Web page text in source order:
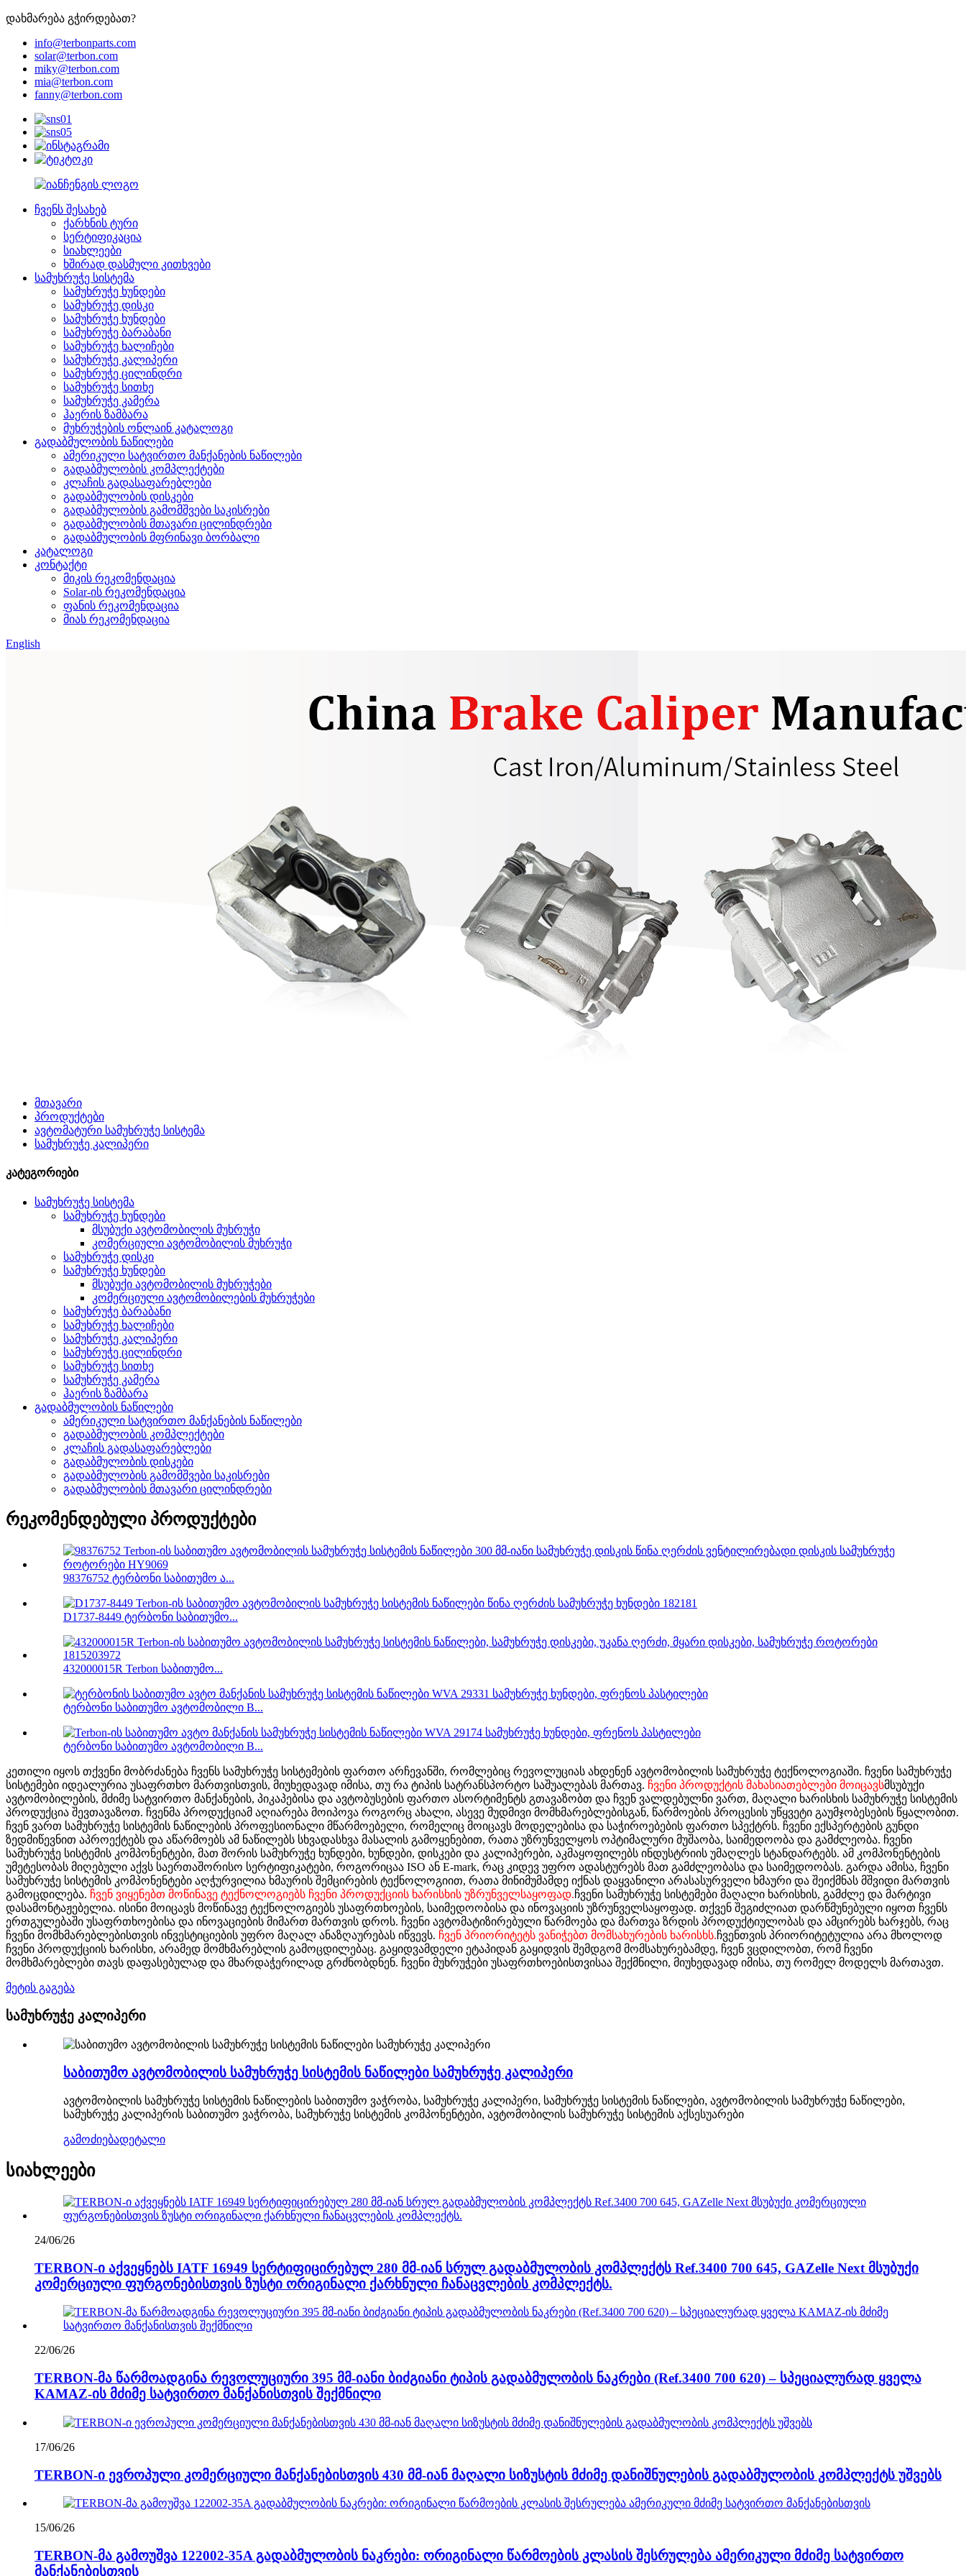
დახმარება გჭირდებათ?
info@terbonparts.com
solar@terbon.com
miky@terbon.com
mia@terbon.com
fanny@terbon.com
ჩვენს შესახებ
ქარხნის ტური
სერტიფიკაცია
სიახლეები
ხშირად დასმული კითხვები
სამუხრუჭე სისტემა
სამუხრუჭე ხუნდები
სამუხრუჭე დისკი
სამუხრუჭე ხუნდები
სამუხრუჭე ბარაბანი
სამუხრუჭე ხალიჩები
სამუხრუჭე კალიპერი
სამუხრუჭე ცილინდრი
სამუხრუჭე სითხე
სამუხრუჭე კამერა
ჰაერის ზამბარა
მუხრუჭების ონლაინ კატალოგი
გადაბმულობის ნაწილები
ამერიკული სატვირთო მანქანების ნაწილები
გადაბმულობის კომპლექტები
კლაჩის გადასაფარებლები
გადაბმულობის დისკები
გადაბმულობის გამომშვები საკისრები
გადაბმულობის მთავარი ცილინდრები
გადაბმულობის მფრინავი ბორბალი
კატალოგი
კონტაქტი
მიკის რეკომენდაცია
Solar-ის რეკომენდაცია
ფანის რეკომენდაცია
მიას რეკომენდაცია
English
მთავარი
პროდუქტები
ავტომატური სამუხრუჭე სისტემა
სამუხრუჭე კალიპერი
კატეგორიები
სამუხრუჭე სისტემა
სამუხრუჭე ხუნდები
მსუბუქი ავტომობილის მუხრუჭი
კომერციული ავტომობილის მუხრუჭი
სამუხრუჭე დისკი
სამუხრუჭე ხუნდები
მსუბუქი ავტომობილის მუხრუჭები
კომერციული ავტომობილების მუხრუჭები
სამუხრუჭე ბარაბანი
სამუხრუჭე ხალიჩები
სამუხრუჭე კალიპერი
სამუხრუჭე ცილინდრი
სამუხრუჭე სითხე
სამუხრუჭე კამერა
ჰაერის ზამბარა
გადაბმულობის ნაწილები
ამერიკული სატვირთო მანქანების ნაწილები
გადაბმულობის კომპლექტები
კლაჩის გადასაფარებლები
გადაბმულობის დისკები
გადაბმულობის გამომშვები საკისრები
გადაბმულობის მთავარი ცილინდრები
რეკომენდებული პროდუქტები
98376752 ტერბონი საბითუმო ა...
D1737-8449 ტერბონი საბითუმო...
432000015R Terbon საბითუმო...
ტერბონი საბითუმო ავტომობილი B...
ტერბონი საბითუმო ავტომობილი B...
კეთილი იყოს თქვენი მობრძანება ჩვენს სამუხრუჭე სისტემების ფართო არჩევანში, რომლებიც რევოლუციას ახდენენ ავტომობილის სამუხრუჭე ტექნოლოგიაში. ჩვენი სამუხრუჭე
სისტემები იდეალურია უსაფრთხო მართვისთვის, მიუხედავად იმისა, თუ რა ტიპის სატრანსპორტო საშუალებას მართავ. ჩვენი პროდუქტის მახასიათებლები მოიცავსმსუბუქი
ავტომობილების, მძიმე სატვირთო მანქანების, პიკაპებისა და ავტობუსების ფართო ასორტიმენტს გთავაზობთ და ჩვენ ვალდებულნი ვართ, მაღალი ხარისხის სამუხრუჭე სისტემის
პროდუქცია შევთავაზოთ. ჩვენმა პროდუქციამ აღიარება მოიპოვა როგორც ახალი, ასევე მუდმივი მომხმარებლებისგან, წარმოების პროცესის უწყვეტი გაუმჯობესების წყალობით.
ჩვენ ვართ სამუხრუჭე სისტემის ნაწილების პროფესიონალი მწარმოებელი, რომელიც მოიცავს მოდელებისა და საჭიროებების ფართო სპექტრს. ჩვენი ექსპერტების გუნდი
ზედმიწევნით აპროექტებს და აწარმოებს ამ ნაწილებს სხვადასხვა მასალის გამოყენებით, რათა უზრუნველყოს ოპტიმალური მუშაობა, საიმედოობა და გამძლეობა. ჩვენი
სამუხრუჭე სისტემის კომპონენტები, მათ შორის სამუხრუჭე ხუნდები, ხუნდები, დისკები და კალიპერები, აკმაყოფილებს ინდუსტრიის უმაღლეს სტანდარტებს. ამ კომპონენტების
უმეტესობას მიღებული აქვს საერთაშორისო სერტიფიკატები, როგორიცაა ISO ან E-mark, რაც კიდევ უფრო ადასტურებს მათ გამძლეობასა და საიმედოობას. გარდა ამისა, ჩვენი
სამუხრუჭე სისტემის კომპონენტები აღჭურვილია ხმაურის შემცირების ტექნოლოგიით, რათა მინიმუმამდე იქნას დაყვანილი არასასურველი ხმაური და შეიქმნას მშვიდი მართვის
გამოცდილება. ჩვენ ვიყენებთ მოწინავე ტექნოლოგიებს ჩვენი პროდუქციის ხარისხის უზრუნველსაყოფად.ჩვენი სამუხრუჭე სისტემები მაღალი ხარისხის, გამძლე და მარტივი
დასამონტაჟებელია. ისინი მოიცავს მოწინავე ტექნოლოგიებს უსაფრთხოების, საიმედოობისა და ინოვაციის უზრუნველსაყოფად. თქვენ შეგიძლიათ დარწმუნებული იყოთ ჩვენს
ერთგულებაში უსაფრთხოებისა და ინოვაციების მიმართ მართვის დროს. ჩვენი ავტომატიზირებული წარმოება და მართვა ზრდის პროდუქტიულობას და ამცირებს ხარჯებს, რაც
ჩვენი მომხმარებლებისთვის ინვესტიციების უფრო მაღალ ანაზღაურებას იწვევს. ჩვენ პრიორიტეტს ვანიჭებთ მომსახურების ხარისხს.ჩვენთვის პრიორიტეტულია არა მხოლოდ
ჩვენი პროდუქციის ხარისხი, არამედ მომხმარებლის გამოცდილებაც. გაყიდვამდელი ეტაპიდან გაყიდვის შემდგომ მომსახურებამდე, ჩვენ ვცდილობთ, რომ ჩვენი
მომხმარებლები თავს დაფასებულად და მხარდაჭერილად გრძნობდნენ. ჩვენი მუხრუჭები უსაფრთხოებისთვისაა შექმნილი, მიუხედავად იმისა, თუ რომელ მოდელს მართავთ.
მეტის გაგება
სამუხრუჭე კალიპერი
საბითუმო ავტომობილის სამუხრუჭე სისტემის ნაწილები სამუხრუჭე კალიპერი
ავტომობილის სამუხრუჭე სისტემის ნაწილების საბითუმო ვაჭრობა, სამუხრუჭე კალიპერი, სამუხრუჭე სისტემის ნაწილები, ავტომობილის სამუხრუჭე ნაწილები,
სამუხრუჭე კალიპერის საბითუმო ვაჭრობა, სამუხრუჭე სისტემის კომპონენტები, ავტომობილის სამუხრუჭე სისტემის აქსესუარები
გამოძიებადეტალი
სიახლეები
24/06/26
TERBON-ი აქვეყნებს IATF 16949 სერტიფიცირებულ 280 მმ-იან სრულ გადაბმულობის კომპლექტს Ref.3400 700 645, GAZelle Next მსუბუქი
კომერციული ფურგონებისთვის ზუსტი ორიგინალი ქარხნული ჩანაცვლების კომპლექტს.
22/06/26
TERBON-მა წარმოადგინა რევოლუციური 395 მმ-იანი ბიძგიანი ტიპის გადაბმულობის ნაკრები (Ref.3400 700 620) – სპეციალურად ყველა
KAMAZ-ის მძიმე სატვირთო მანქანისთვის შექმნილი
17/06/26
TERBON-ი ევროპული კომერციული მანქანებისთვის 430 მმ-იან მაღალი სიზუსტის მძიმე დანიშნულების გადაბმულობის კომპლექტს უშვებს
15/06/26
TERBON-მა გამოუშვა 122002-35A გადაბმულობის ნაკრები: ორიგინალი წარმოების კლასის შესრულება ამერიკული მძიმე სატვირთო
მანქანებისთვის